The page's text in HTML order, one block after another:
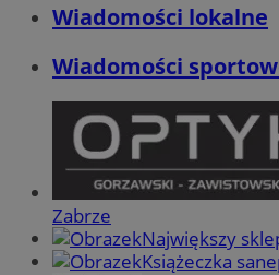
Wiadomości lokalne
Wiadomości
Zabrze
Największy
Książeczka